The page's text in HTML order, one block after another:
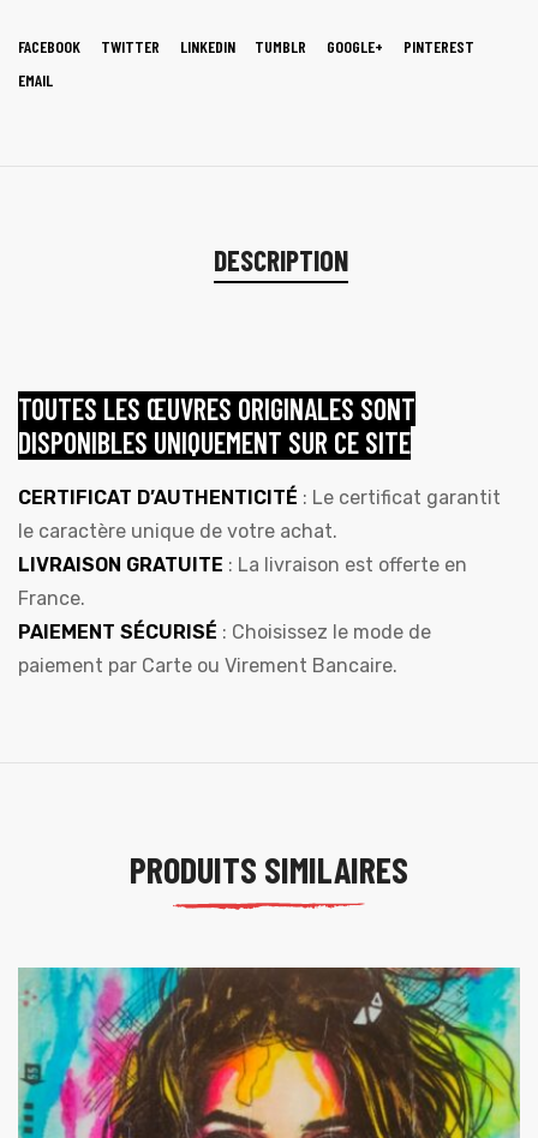
FACEBOOK TWITTER LINKEDIN TUMBLR GOOGLE+
PINTEREST
EMAIL
DESCRIPTION
TOUTES LES ŒUVRES ORIGINALES SONT
DISPONIBLES UNIQUEMENT SUR CE SITE
CERTIFICAT D’AUTHENTICITÉ : Le certificat garantit
le caractère unique de votre achat.
LIVRAISON GRATUITE : La livraison est offerte en
France.
PAIEMENT SÉCURISÉ : Choisissez le mode de
paiement par Carte ou Virement Bancaire.
PRODUITS SIMILAIRES